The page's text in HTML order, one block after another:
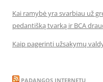
Kai ramybė yra svarbiau už
pedantišką tvarką ir BCA
Kaip pagerinti užsakymų
PADANGOS INTERNETU